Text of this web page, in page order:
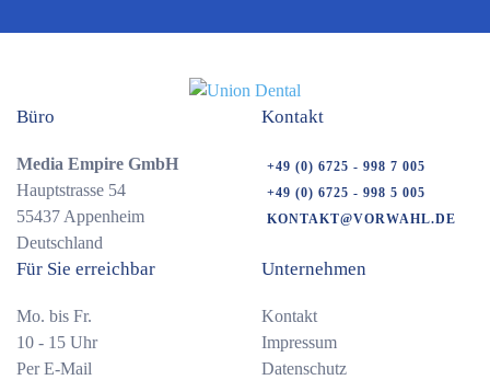
Büro
Media Empire GmbH
Hauptstrasse 54
55437 Appenheim
Deutschland
Kontakt
+49 (0) 6725 - 998 7 005
+49 (0) 6725 - 998 5 005
KONTAKT@VORWAHL.DE
Für Sie erreichbar
Mo. bis Fr.
10 - 15 Uhr
Per E-Mail
Unternehmen
Kontakt
Impressum
Datenschutz